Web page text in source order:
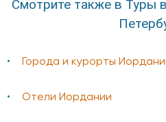
Смотрите также в Туры
Города и курорты
Отели Иордании